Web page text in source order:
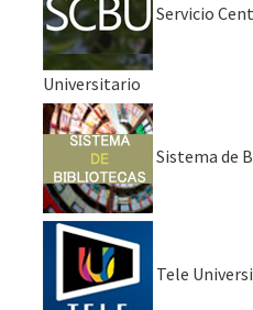
Servicio
Universitario
Sistema de
Tele